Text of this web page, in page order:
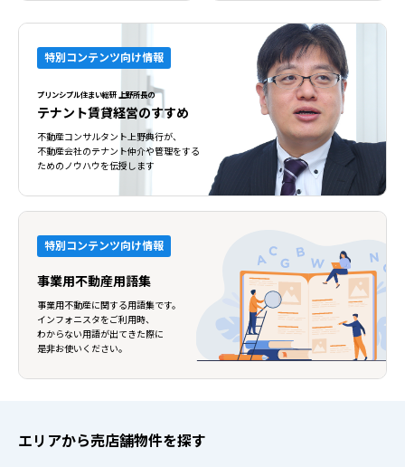
特別コンテンツ向け情報
プリンシプル住まい総研 上野所長の
テナント賃貸経営のすすめ
不動産コンサルタント上野典行が、
不動産会社のテナント仲介や管理をする
ためのノウハウを伝授します
特別コンテンツ向け情報
事業用不動産用語集
事業用不動産に関する用語集です。
インフォニスタをご利用時、
わからない用語が出てきた際に
是非お使いください。
エリアから売店舗物件を探す